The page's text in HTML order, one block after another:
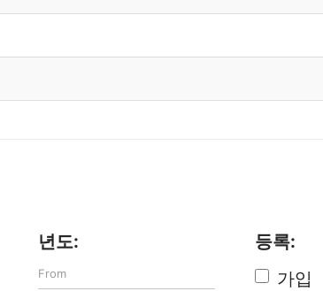
년도:
등록:
가입